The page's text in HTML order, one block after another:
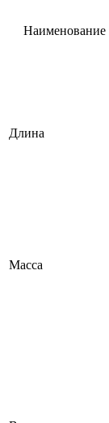
Наименование
Длина
Масса